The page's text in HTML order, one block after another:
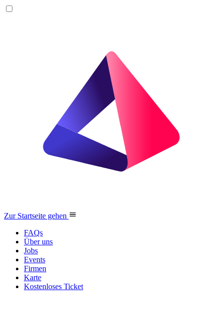
Zur Startseite gehen
FAQs
Über uns
Jobs
Events
Firmen
Karte
Kostenloses Ticket